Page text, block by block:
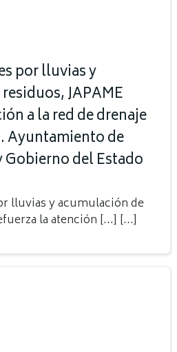
por lluvias y
JAPAME
a la red de drenaje
Ayuntamiento de
Gobierno del Estado
lluvias y acumulación de
la atención […] […]